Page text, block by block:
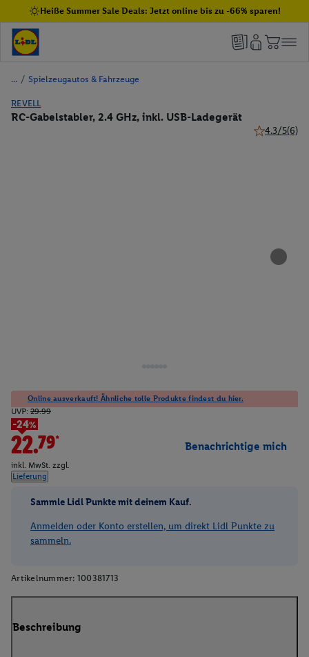
Heiße Summer Sale Deals: Jetzt online bis zu -66% sparen!
/ Spielzeugautos & Fahrzeuge
REVELL
RC-Gabelstabler, 2.4 GHz, inkl. USB-Ladegerät
4.3/5(6)
Online ausverkauft! Ähnliche tolle Produkte findest du hier.
UVP: 29.99
-24%
22.79*
inkl. MwSt. zzgl.
Lieferung
Benachrichtige mich
Sammle Lidl Punkte mit deinem Kauf.
Anmelden oder Konto erstellen, um direkt Lidl Punkte zu
sammeln.
Artikelnummer: 100381713
Beschreibung